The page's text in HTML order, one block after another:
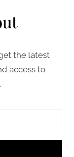
the latest
access to